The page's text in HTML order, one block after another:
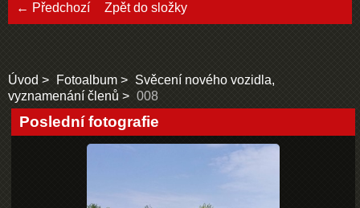
← Předchozí Zpět do složky
Úvod Fotoalbum
Svěcení nového vozidla,
vyznamenání členů
008
Poslední fotografie